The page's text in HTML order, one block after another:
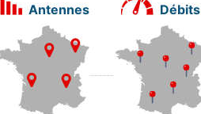
Antennes Débits